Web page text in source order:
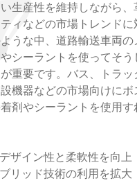
生産性を維持しながら
ィなどの市場トレンド
うな中、道路輸送車両
シーラントを使ってそ
重要です。バス、トラ
機器などの市場向けに
剤やシーラントを使用
ザイン性と柔軟性を向上
リッド技術の利用を拡大